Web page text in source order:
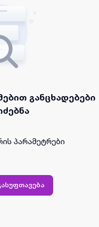
განცხადებები
პარამეტრები